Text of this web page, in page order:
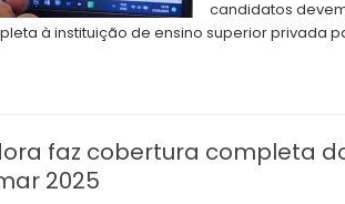
candidatos
à instituição de ensino superior privada
faz cobertura completa
2025